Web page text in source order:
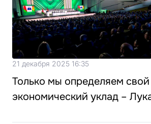
21 декабря 2025 16:35
Только мы определяем свой
экономический уклад –